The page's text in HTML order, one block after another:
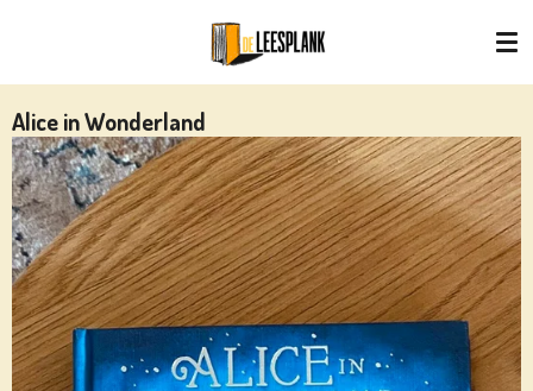
naar
de
hoofdinhoud
Alice in Wonderland